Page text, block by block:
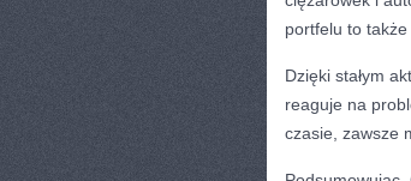
portfelu to
Dzięki stałym
reaguje na
czasie, zawsze